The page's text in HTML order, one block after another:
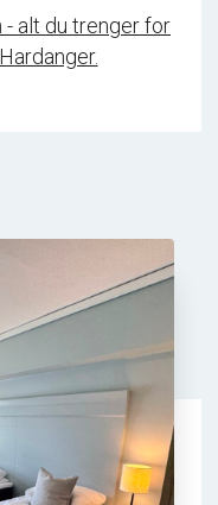
alt du trenger for